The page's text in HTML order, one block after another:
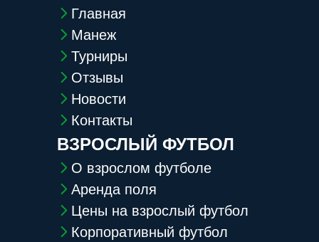
Главная
Манеж
Турниры
Отзывы
Новости
Контакты
ВЗРОСЛЫЙ ФУТБОЛ
О взрослом футболе
Аренда поля
Цены на взрослый футбол
Корпоративный футбол